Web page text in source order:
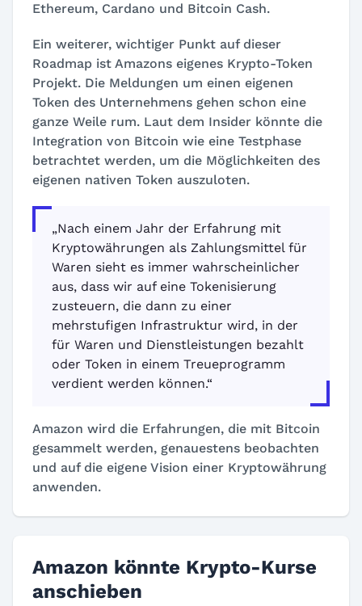
Ethereum, Cardano und Bitcoin Cash.
Ein weiterer, wichtiger Punkt auf dieser
Roadmap ist Amazons eigenes Krypto-Token
Projekt. Die Meldungen um einen eigenen
Token des Unternehmens gehen schon eine
ganze Weile rum. Laut dem Insider könnte die
Integration von Bitcoin wie eine Testphase
betrachtet werden, um die Möglichkeiten des
eigenen nativen Token auszuloten.
„Nach einem Jahr der Erfahrung mit
Kryptowährungen als Zahlungsmittel für
Waren sieht es immer wahrscheinlicher
aus, dass wir auf eine Tokenisierung
zusteuern, die dann zu einer
mehrstufigen Infrastruktur wird, in der
für Waren und Dienstleistungen bezahlt
oder Token in einem Treueprogramm
verdient werden können.“
Amazon wird die Erfahrungen, die mit Bitcoin
gesammelt werden, genauestens beobachten
und auf die eigene Vision einer Kryptowährung
anwenden.
Amazon könnte Krypto-Kurse
anschieben